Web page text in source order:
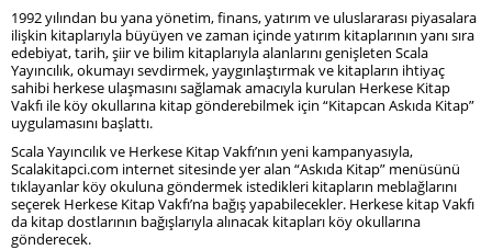
1992 yılından bu yana yönetim, finans, yatırım ve uluslararası piyasalara
ilişkin kitaplarıyla büyüyen ve zaman içinde yatırım kitaplarının yanı sıra
edebiyat, tarih, şiir ve bilim kitaplarıyla alanlarını genişleten Scala
Yayıncılık, okumayı sevdirmek, yaygınlaştırmak ve kitapların ihtiyaç
sahibi herkese ulaşmasını sağlamak amacıyla kurulan Herkese Kitap
Vakfı ile köy okullarına kitap gönderebilmek için “Kitapcan Askıda Kitap”
uygulamasını başlattı.
Scala Yayıncılık ve Herkese Kitap Vakfı’nın yeni kampanyasıyla,
Scalakitapci.com internet sitesinde yer alan “Askıda Kitap” menüsünü
tıklayanlar köy okuluna göndermek istedikleri kitapların meblağlarını
seçerek Herkese Kitap Vakfı’na bağış yapabilecekler. Herkese kitap Vakfı
da kitap dostlarının bağışlarıyla alınacak kitapları köy okullarına
gönderecek.